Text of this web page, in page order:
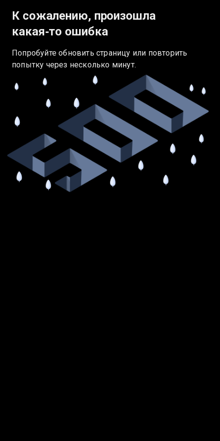
К сожалению, произошла
какая‑то ошибка
Попробуйте обновить страницу или повторить
попытку через несколько минут.